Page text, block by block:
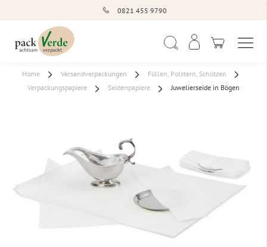
0821 455 9790
Home Versandverpackungen
Füllen, Polstern, Schützen
Verpackungspapiere
Seidenpapiere Juwelierseide in Bögen